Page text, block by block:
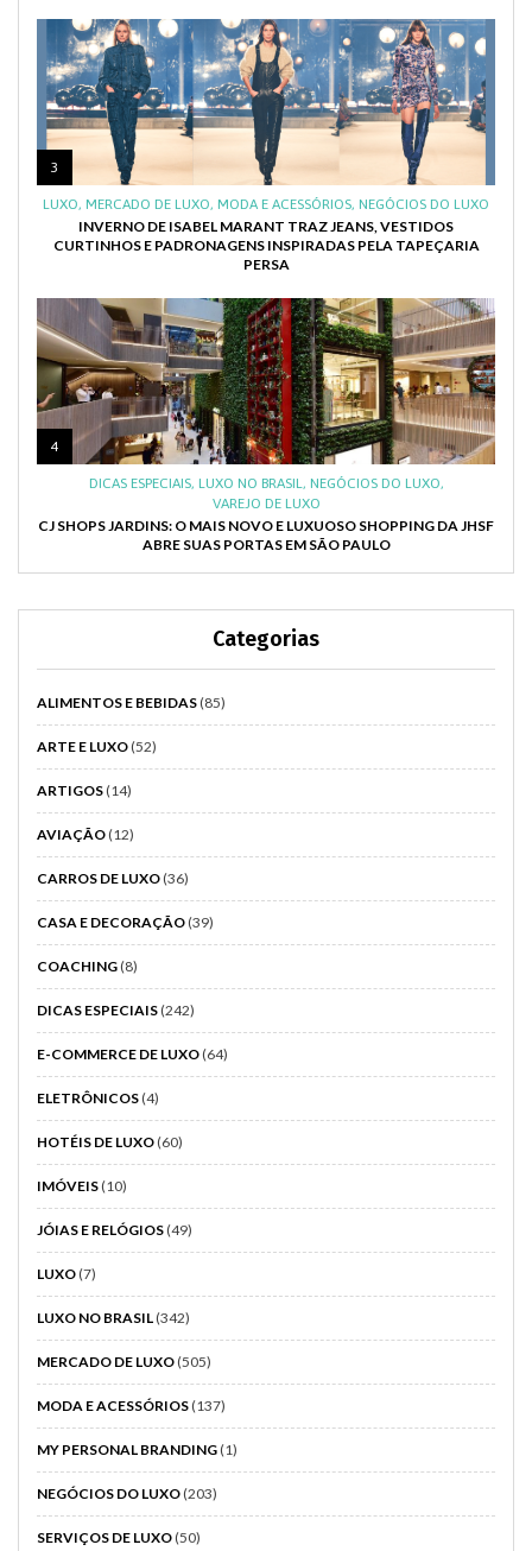
3
LUXO, MERCADO DE LUXO, MODA E ACESSÓRIOS, NEGÓCIOS DO LUXO
INVERNO DE ISABEL MARANT TRAZ JEANS, VESTIDOS
CURTINHOS E PADRONAGENS INSPIRADAS PELA TAPEÇARIA
PERSA
4
DICAS ESPECIAIS, LUXO NO BRASIL, NEGÓCIOS DO LUXO,
VAREJO DE LUXO
CJ SHOPS JARDINS: O MAIS NOVO E LUXUOSO SHOPPING DA JHSF
ABRE SUAS PORTAS EM SÃO PAULO
Categorias
ALIMENTOS E BEBIDAS(85)
ARTE E LUXO(52)
ARTIGOS(14)
AVIAÇÃO(12)
CARROS DE LUXO(36)
CASA E DECORAÇÃO(39)
COACHING(8)
DICAS ESPECIAIS(242)
E-COMMERCE DE LUXO(64)
ELETRÔNICOS(4)
HOTÉIS DE LUXO(60)
IMÓVEIS(10)
JÓIAS E RELÓGIOS(49)
LUXO(7)
LUXO NO BRASIL(342)
MERCADO DE LUXO(505)
MODA E ACESSÓRIOS(137)
MY PERSONAL BRANDING(1)
NEGÓCIOS DO LUXO(203)
SERVIÇOS DE LUXO(50)